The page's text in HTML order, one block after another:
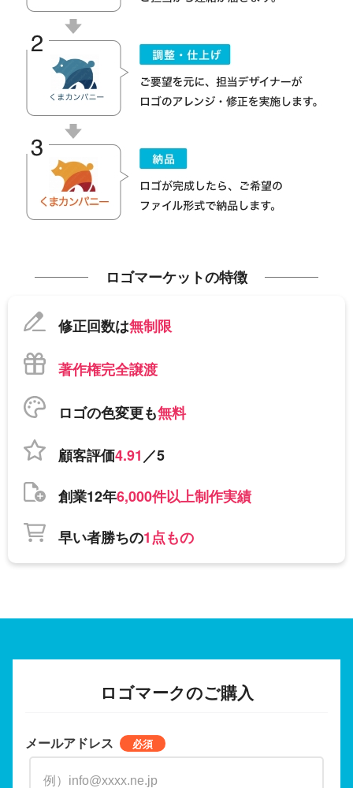
ロゴマーケットの特徴
修正回数は無制限
著作権完全譲渡
ロゴの色変更も無料
顧客評価4.91／5
創業12年6,000件以上制作実績
早い者勝ちの1点もの
ロゴマークのご購入
メールアドレス